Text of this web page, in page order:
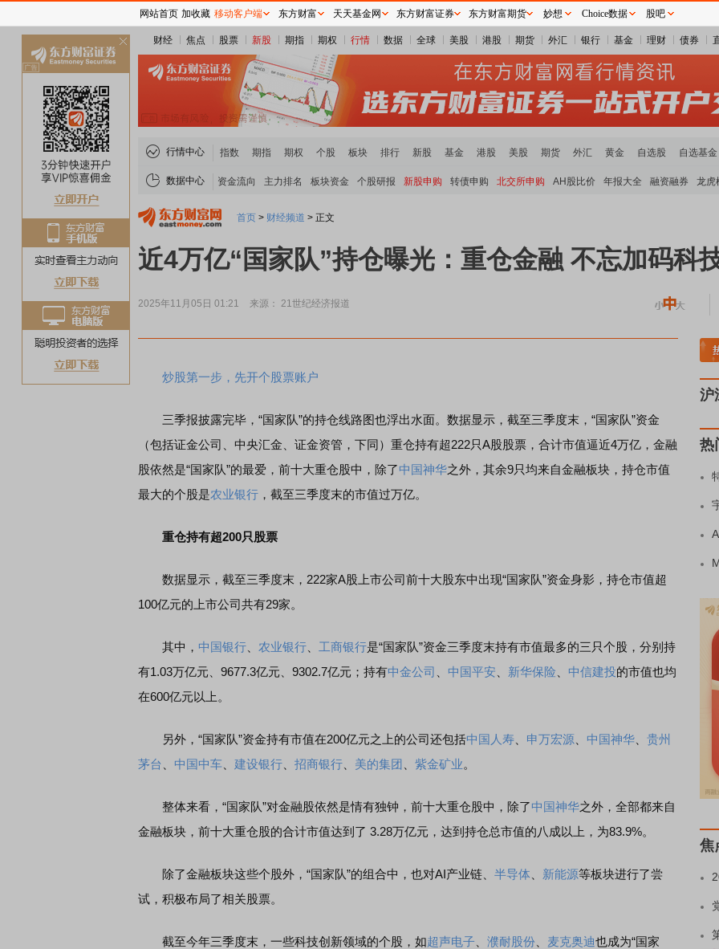
财经 焦点 股票 新股 期指 期权 行情 数据 全球 美股 港股 期货 外汇 银行 基金 理财 债券
行情中心 指数 期指 期权 个股 板块 排行 新股 基金 港股 美股 期货 外汇 黄金 自选股 自选基金
数据中心 资金流向 主力排名 板块资金 个股研报 新股申购 转债申购 北交所申购 AH股比价 年报大全 融资融券 龙虎
首页 > 财经频道 > 正文
近4万亿“国家队”持仓曝光：重仓金融 不忘加码科
2025年11月05日 01:21 来源： 21世纪经济报道
炒股第一步，先开个股票账户
三季报披露完毕，“国家队”的持仓线路图也浮出水面。数据显示，截至三季度末，“国家队”资金
（包括证金公司、中央汇金、证金资管，下同）重仓持有超222只A股股票，合计市值逼近4万亿，金融
股依然是“国家队”的最爱，前十大重仓股中，除了中国神华之外，其余9只均来自金融板块，持仓市值
最大的个股是农业银行 ，截至三季度末的市值过万亿。
重仓持有超200只股票
数据显示，截至三季度末，222家A股上市公司前十大股东中出现“国家队”资金身影，持仓市值超
100亿元的上市公司共有29家。
其中， 中国银行 农业银行 工商银行是“国家队”资金三季度末持有市值最多的三只个股，分别持
有1.03万亿元、9677.3亿元、9302.7亿元；持有中金公司 中国平安 新华保险 中信建投的市值也均
在600亿元以上。
另外，“国家队”资金持有市值在200亿元之上的公司还包括中国人寿 申万宏源 中国神华
贵州
茅台
中国中车 建设银行 招商银行 美的集团 紫金矿业。
整体来看，“国家队”对金融股依然是情有独钟，前十大重仓股中，除了中国神华之外，全部都来自
金融板块，前十大重仓股的合计市值达到了 3.28万亿元，达到持仓总市值的八成以上，为83.9%。
除了金融板块这些个股外，“国家队”的组合中，也对AI产业链、 半导体 新能源等板块进行了尝
试，积极布局了相关股票。
截至今年三季度末，一些科技创新领域的个股，如超声电子 濮耐股份 麦克奥迪也成为“国家
重要机
沪
热
焦
网站首页 加收藏 移动客户端 东方财富 天天基金网 东方财富证券 东方财富期货 妙想 Choice数据 股吧
关